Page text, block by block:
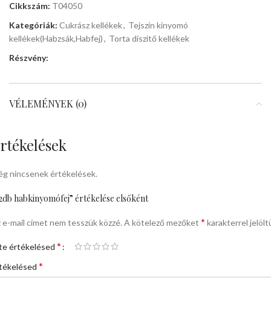
Cikkszám: T04050
Kategóriák: Cukrász kellékek, Tejszín kinyomó
kellékek(Habzsák,Habfej), Torta díszítő kellékek
Részvény:
VÉLEMÉNYEK (0)
nincsenek értékelések.
habkinyomófej” értékelése elsőként
e-mail címet nem tesszük közzé. A kötelező mezőket * karakterrel
értékelésed *
*